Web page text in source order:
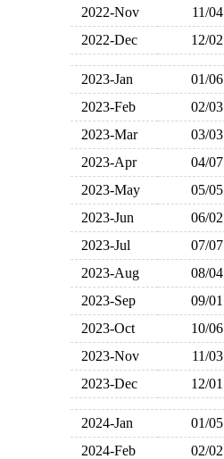
2022-Nov
11/04
2022-Dec
12/02
2023-Jan 01/06
2023-Feb
02/03
2023-Mar
03/03
2023-Apr
04/07
2023-May
05/05
2023-Jun
06/02
2023-Jul
07/07
2023-Aug
08/04
2023-Sep
09/01
2023-Oct
10/06
2023-Nov
11/03
2023-Dec
12/01
2024-Jan 01/05
2024-Feb
02/02